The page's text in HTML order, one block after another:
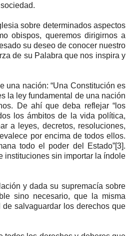
sobre determinados aspectos
obispos, queremos dirigirnos a
su deseo de conocer nuestro
de su Palabra que nos inspira y
una nación: “Una Constitución es
la ley fundamental de una nación
De ahí que deba reflejar “los
los ámbitos de la vida política,
a leyes, decretos, resoluciones,
por encima de todos ellos.
todo el poder del Estado”[3].
instituciones sin importar la índole
y dada su supremacía sobre
sino necesario, que la misma
salvaguardar los derechos que